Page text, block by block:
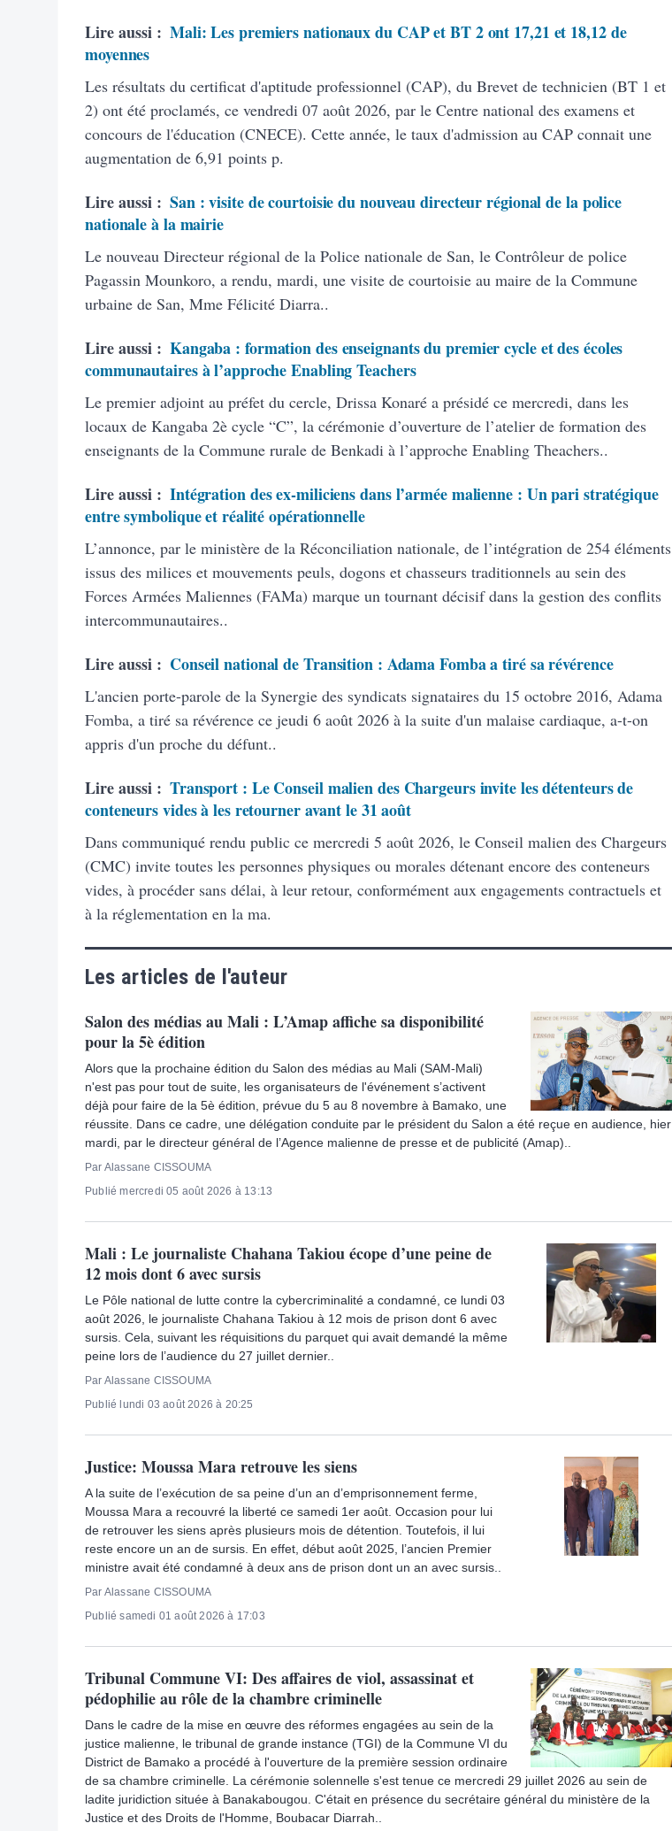
Lire aussi : Mali: Les premiers nationaux du CAP et BT 2 ont 17,21 et 18,12 de
moyennes
Les résultats du certificat d'aptitude professionnel (CAP), du Brevet de technicien (BT 1 et
2) ont été proclamés, ce vendredi 07 août 2026, par le Centre national des examens et
concours de l'éducation (CNECE). Cette année, le taux d'admission au CAP connait une
augmentation de 6,91 points p.
Lire aussi : San : visite de courtoisie du nouveau directeur régional de la police
nationale à la mairie
Le nouveau Directeur régional de la Police nationale de San, le Contrôleur de police
Pagassin Mounkoro, a rendu, mardi, une visite de courtoisie au maire de la Commune
urbaine de San, Mme Félicité Diarra..
Lire aussi : Kangaba : formation des enseignants du premier cycle et des écoles
communautaires à l’approche Enabling Teachers
Le premier adjoint au préfet du cercle, Drissa Konaré a présidé ce mercredi, dans les
locaux de Kangaba 2è cycle “C”, la cérémonie d’ouverture de l’atelier de formation des
enseignants de la Commune rurale de Benkadi à l’approche Enabling Theachers..
Lire aussi : Intégration des ex-miliciens dans l’armée malienne : Un pari stratégique
entre symbolique et réalité opérationnelle
L’annonce, par le ministère de la Réconciliation nationale, de l’intégration de 254 éléments
issus des milices et mouvements peuls, dogons et chasseurs traditionnels au sein des
Forces Armées Maliennes (FAMa) marque un tournant décisif dans la gestion des conflits
intercommunautaires..
Lire aussi : Conseil national de Transition : Adama Fomba a tiré sa révérence
L'ancien porte-parole de la Synergie des syndicats signataires du 15 octobre 2016, Adama
Fomba, a tiré sa révérence ce jeudi 6 août 2026 à la suite d'un malaise cardiaque, a-t-on
appris d'un proche du défunt..
Lire aussi : Transport : Le Conseil malien des Chargeurs invite les détenteurs de
conteneurs vides à les retourner avant le 31 août
Dans communiqué rendu public ce mercredi 5 août 2026, le Conseil malien des Chargeurs
(CMC) invite toutes les personnes physiques ou morales détenant encore des conteneurs
vides, à procéder sans délai, à leur retour, conformément aux engagements contractuels et
à la réglementation en la ma.
Les articles de l'auteur
Salon des médias au Mali : L’Amap affiche sa disponibilité
pour la 5è édition
Alors que la prochaine édition du Salon des médias au Mali (SAM-Mali)
n'est pas pour tout de suite, les organisateurs de l'événement s’activent
déjà pour faire de la 5è édition, prévue du 5 au 8 novembre à Bamako, une
réussite. Dans ce cadre, une délégation conduite par le président du Salon a été reçue en audience, hier
mardi, par le directeur général de l’Agence malienne de presse et de publicité (Amap)..
Par Alassane CISSOUMA
Publié mercredi 05 août 2026 à 13:13
Mali : Le journaliste Chahana Takiou écope d’une peine de
12 mois dont 6 avec sursis
Le Pôle national de lutte contre la cybercriminalité a condamné, ce lundi 03
août 2026, le journaliste Chahana Takiou à 12 mois de prison dont 6 avec
sursis. Cela, suivant les réquisitions du parquet qui avait demandé la même
peine lors de l’audience du 27 juillet dernier..
Par Alassane CISSOUMA
Publié lundi 03 août 2026 à 20:25
Justice: Moussa Mara retrouve les siens
A la suite de l’exécution de sa peine d’un an d’emprisonnement ferme,
Moussa Mara a recouvré la liberté ce samedi 1er août. Occasion pour lui
de retrouver les siens après plusieurs mois de détention. Toutefois, il lui
reste encore un an de sursis. En effet, début août 2025, l’ancien Premier
ministre avait été condamné à deux ans de prison dont un an avec sursis..
Par Alassane CISSOUMA
Publié samedi 01 août 2026 à 17:03
Tribunal Commune VI: Des affaires de viol, assassinat et
pédophilie au rôle de la chambre criminelle
Dans le cadre de la mise en œuvre des réformes engagées au sein de la
justice malienne, le tribunal de grande instance (TGI) de la Commune VI du
District de Bamako a procédé à l'ouverture de la première session ordinaire
de sa chambre criminelle. La cérémonie solennelle s'est tenue ce mercredi 29 juillet 2026 au sein de
ladite juridiction située à Banakabougou. C'était en présence du secrétaire général du ministère de la
Justice et des Droits de l'Homme, Boubacar Diarrah..